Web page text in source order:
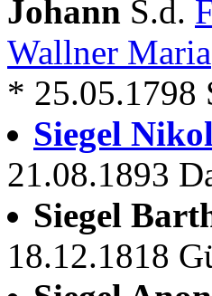
Johann S.d.
Wallner Maria
* 25.05.1798
Siegel
21.08.1893
Siegel
18.12.1818